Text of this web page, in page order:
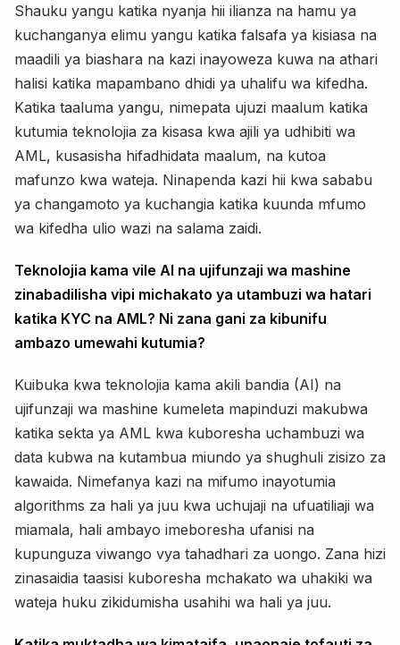
Shauku yangu katika nyanja hii ilianza na hamu ya
kuchanganya elimu yangu katika falsafa ya kisiasa na
maadili ya biashara na kazi inayoweza kuwa na athari
halisi katika mapambano dhidi ya uhalifu wa kifedha.
Katika taaluma yangu, nimepata ujuzi maalum katika
kutumia teknolojia za kisasa kwa ajili ya udhibiti wa
AML, kusasisha hifadhidata maalum, na kutoa
mafunzo kwa wateja. Ninapenda kazi hii kwa sababu
ya changamoto ya kuchangia katika kuunda mfumo
wa kifedha ulio wazi na salama zaidi.
Teknolojia kama vile AI na ujifunzaji wa mashine
zinabadilisha vipi michakato ya utambuzi wa hatari
katika KYC na AML? Ni zana gani za kibunifu
ambazo umewahi kutumia?
Kuibuka kwa teknolojia kama akili bandia (AI) na
ujifunzaji wa mashine kumeleta mapinduzi makubwa
katika sekta ya AML kwa kuboresha uchambuzi wa
data kubwa na kutambua miundo ya shughuli zisizo za
kawaida. Nimefanya kazi na mifumo inayotumia
algorithms za hali ya juu kwa uchujaji na ufuatiliaji wa
miamala, hali ambayo imeboresha ufanisi na
kupunguza viwango vya tahadhari za uongo. Zana hizi
zinasaidia taasisi kuboresha mchakato wa uhakiki wa
wateja huku zikidumisha usahihi wa hali ya juu.